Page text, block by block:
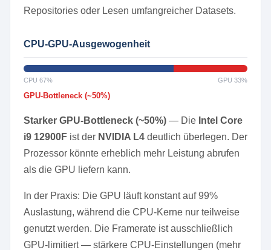
Repositories oder Lesen umfangreicher Datasets.
CPU-GPU-Ausgewogenheit
CPU 67% GPU 33%
GPU-Bottleneck (~50%)
Starker GPU-Bottleneck (~50%) — Die Intel Core
i9 12900F ist der NVIDIA L4 deutlich überlegen. Der
Prozessor könnte erheblich mehr Leistung abrufen
als die GPU liefern kann.
In der Praxis: Die GPU läuft konstant auf 99%
Auslastung, während die CPU-Kerne nur teilweise
genutzt werden. Die Framerate ist ausschließlich
GPU-limitiert — stärkere CPU-Einstellungen (mehr